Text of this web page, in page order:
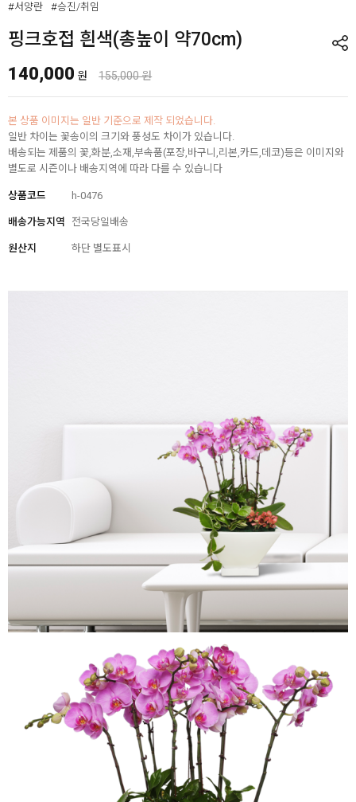
#서양란 #승진/취임
핑크호접 흰색(총높이 약70cm)
140,000 원 155,000 원
본 상품 이미지는 일반 기준으로 제작 되었습니다.
일반 차이는 꽃송이의 크기와 풍성도 차이가 있습니다.
배송되는 제품의 꽃,화분,소재,부속품(포장,바구니,리본,카드,데코)등은 이미지와
별도로 시즌이나 배송지역에 따라 다를 수 있습니다
상품코드 h-0476
배송가능지역 전국당일배송
원산지 하단 별도표시